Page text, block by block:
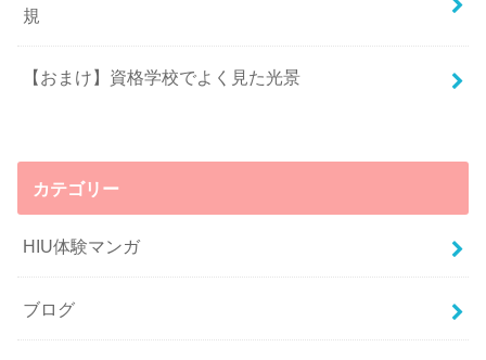
規
【おまけ】資格学校でよく見た光景
カテゴリー
HIU体験マンガ
ブログ